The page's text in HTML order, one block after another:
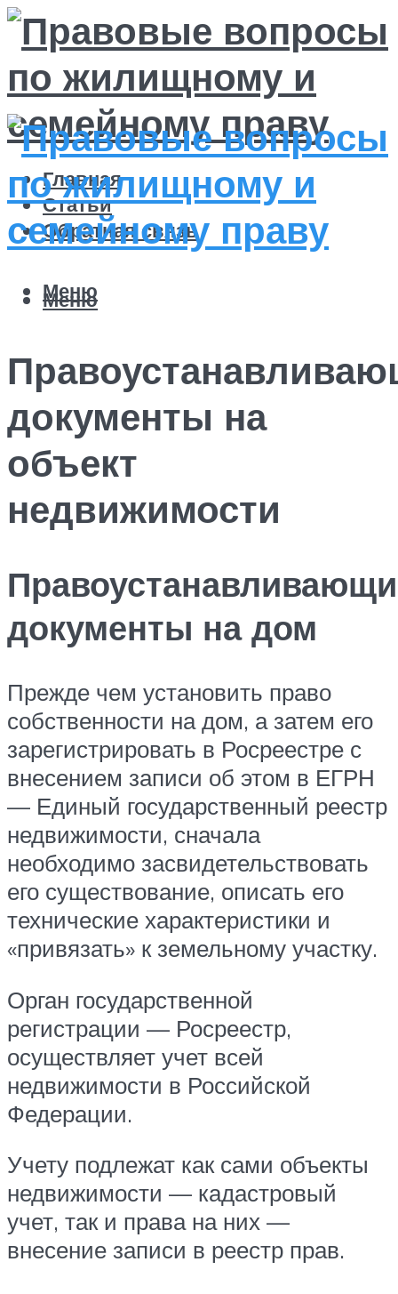
Главная
Статьи
Обратная связь
Меню
Меню
документы на
объект
недвижимости
документы на дом
Прежде чем установить право
собственности на дом, а затем его
зарегистрировать в Росреестре с
внесением записи об этом в ЕГРН
— Единый государственный реестр
недвижимости, сначала
необходимо засвидетельствовать
его существование, описать его
технические характеристики и
«привязать» к земельному участку.
Орган государственной
регистрации — Росреестр,
осуществляет учет всей
недвижимости в Российской
Федерации.
Учету подлежат как сами объекты
недвижимости — кадастровый
учет, так и права на них —
внесение записи в реестр прав.